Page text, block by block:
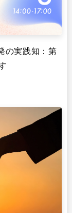
の実践知：第